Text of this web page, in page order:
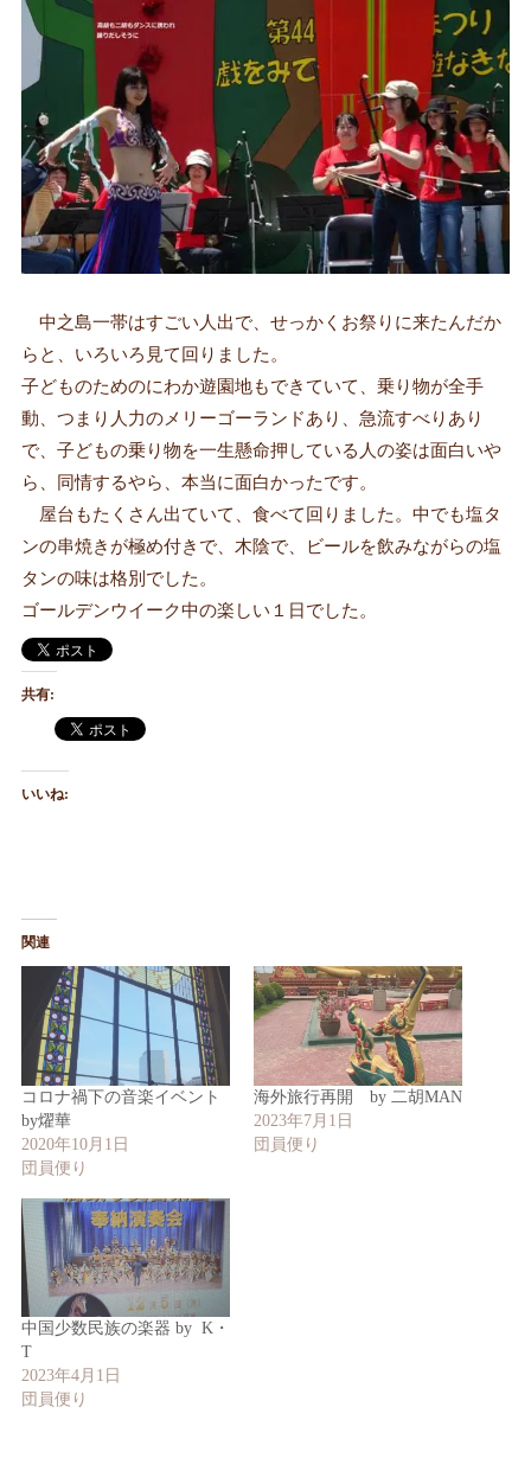
中之島一帯はすごい人出で、せっかくお祭りに来たんだか
らと、いろいろ見て回りました。
子どものためのにわか遊園地もできていて、乗り物が全手
動、つまり人力のメリーゴーランドあり、急流すべりあり
で、子どもの乗り物を一生懸命押している人の姿は面白いや
ら、同情するやら、本当に面白かったです。
屋台もたくさん出ていて、食べて回りました。中でも塩タ
ンの串焼きが極め付きで、木陰で、ビールを飲みながらの塩
タンの味は格別でした。
ゴールデンウイーク中の楽しい１日でした。
共有:
いいね:
関連
コロナ禍下の音楽イベント
by燿華
2020年10月1日
団員便り
海外旅行再開 by 二胡MAN
2023年7月1日
団員便り
中国少数民族の楽器 by K・
T
2023年4月1日
団員便り